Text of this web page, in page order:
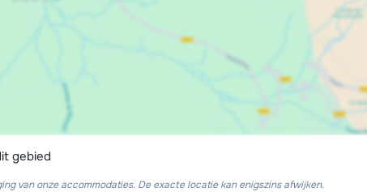
gebied
van onze accommodaties. De exacte locatie kan enigszins afwijken.